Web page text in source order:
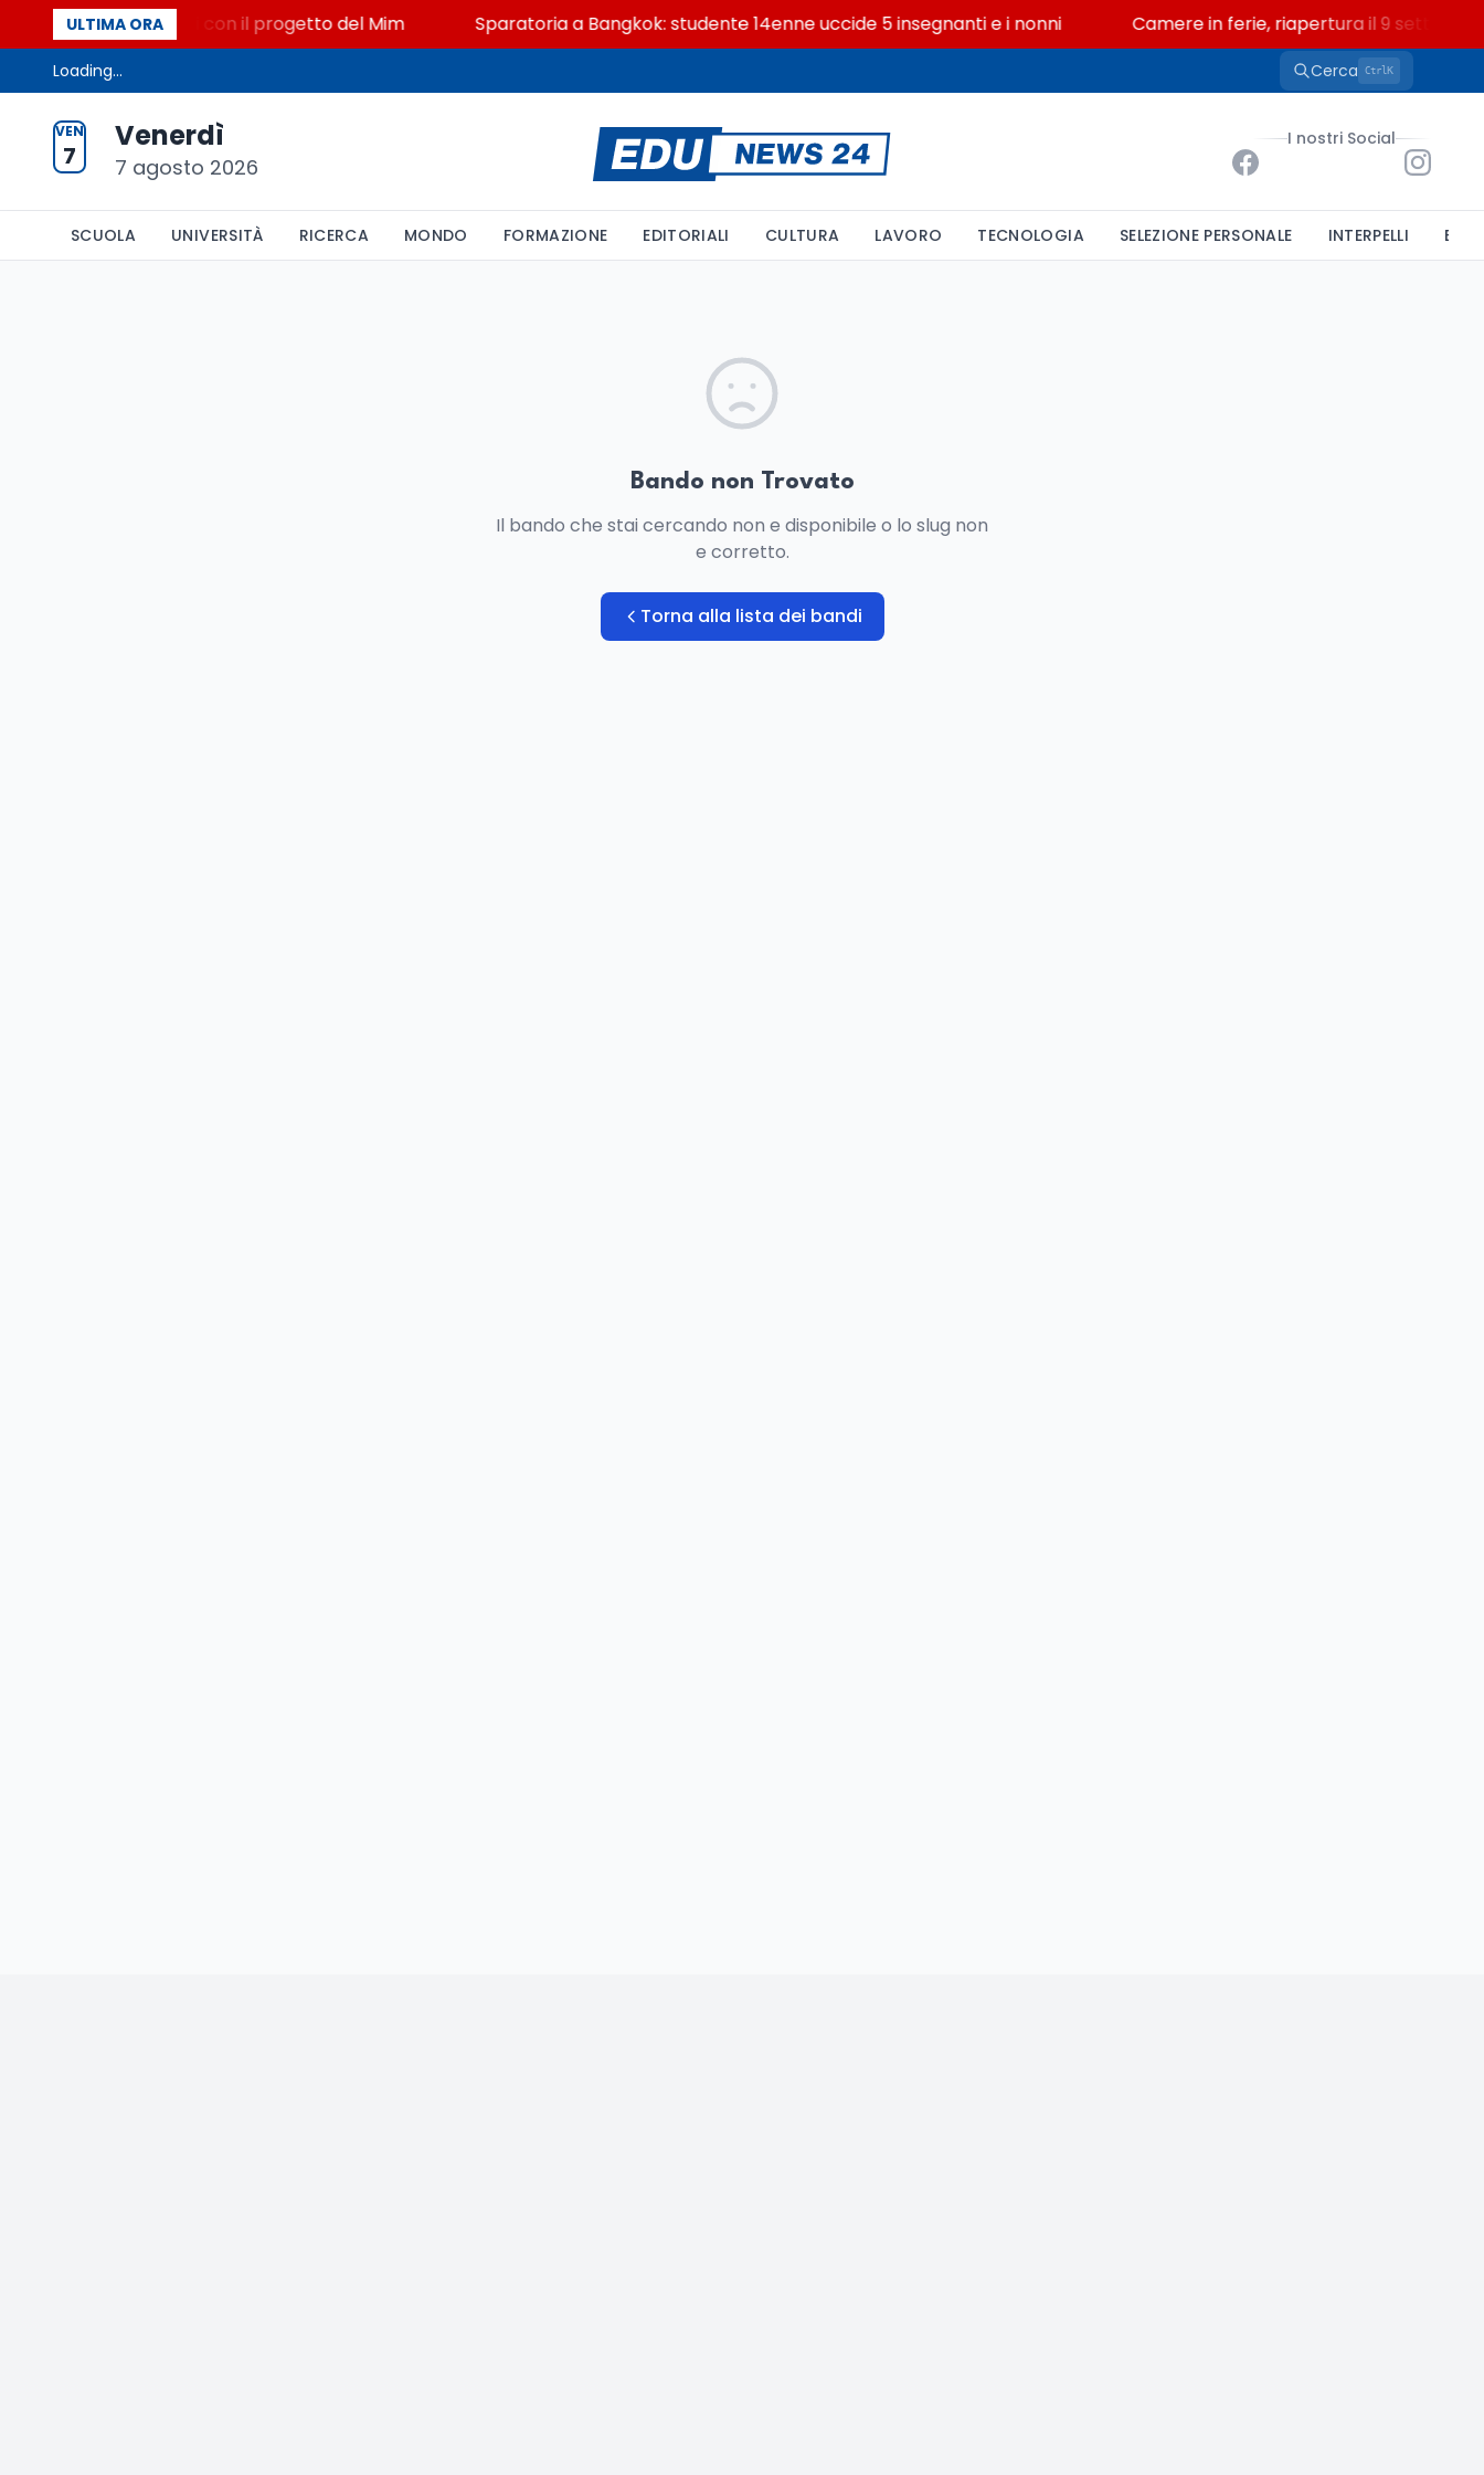
ULTIMA ORA
STEM a Lerici con il progetto del Mim Sparatoria a Bangkok: studente 14enne uccide 5 insegnanti e i nonni Camere in ferie, riapertura il 9
Loading... Cerca CtrlK
VEN
7
Venerdì
7 agosto 2026
I nostri Social
SCUOLA UNIVERSITÀ RICERCA MONDO FORMAZIONE EDITORIALI CULTURA LAVORO TECNOLOGIA SELEZIONE PERSONALE INTERPELLI
Bando non Trovato
Il bando che stai cercando non e disponibile o lo slug non
e corretto.
Torna alla lista dei bandi